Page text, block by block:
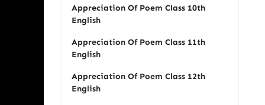
Appreciation Of Poem Class 10th
English
Appreciation Of Poem Class 11th
English
Appreciation Of Poem Class 12th
English